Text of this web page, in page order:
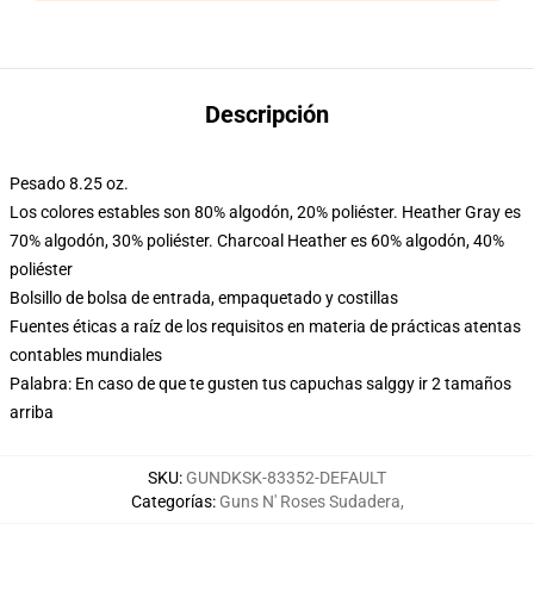
Descripción
Pesado 8.25 oz.
Los colores estables son 80% algodón, 20% poliéster. Heather Gray es
70% algodón, 30% poliéster. Charcoal Heather es 60% algodón, 40%
poliéster
Bolsillo de bolsa de entrada, empaquetado y costillas
Fuentes éticas a raíz de los requisitos en materia de prácticas atentas
contables mundiales
Palabra: En caso de que te gusten tus capuchas salggy ir 2 tamaños
arriba
SKU: GUNDKSK-83352-DEFAULT
Categorías: Guns N' Roses Sudadera,